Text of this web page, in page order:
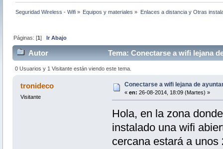
Seguridad Wireless - Wifi » Equipos y materiales » Enlaces a distancia y Otras
Páginas: [1]Ir Abajo
Autor Tema: Conectarse a wifi lejana
0 Usuarios y 1 Visitante están viendo este tema.
tronideco
Visitante
Conectarse a wifi lejana de
« en: 26-08-2014, 18:09 (Martes) »
Hola, en la zona
instalado una wifi
cercana estará a